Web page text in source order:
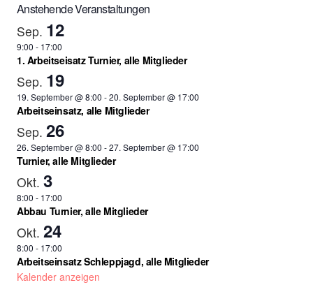
Anstehende Veranstaltungen
Sep. 12
9:00 - 17:00
1. Arbeitseisatz Turnier, alle Mitglieder
Sep. 19
19. September @ 8:00 -20. September @ 17:00
Arbeitseinsatz, alle Mitglieder
Sep. 26
26. September @ 8:00 -27. September @ 17:00
Turnier, alle Mitglieder
Okt. 3
8:00 - 17:00
Abbau Turnier, alle Mitglieder
Okt. 24
8:00 - 17:00
Arbeitseinsatz Schleppjagd, alle Mitglieder
Kalender anzeigen